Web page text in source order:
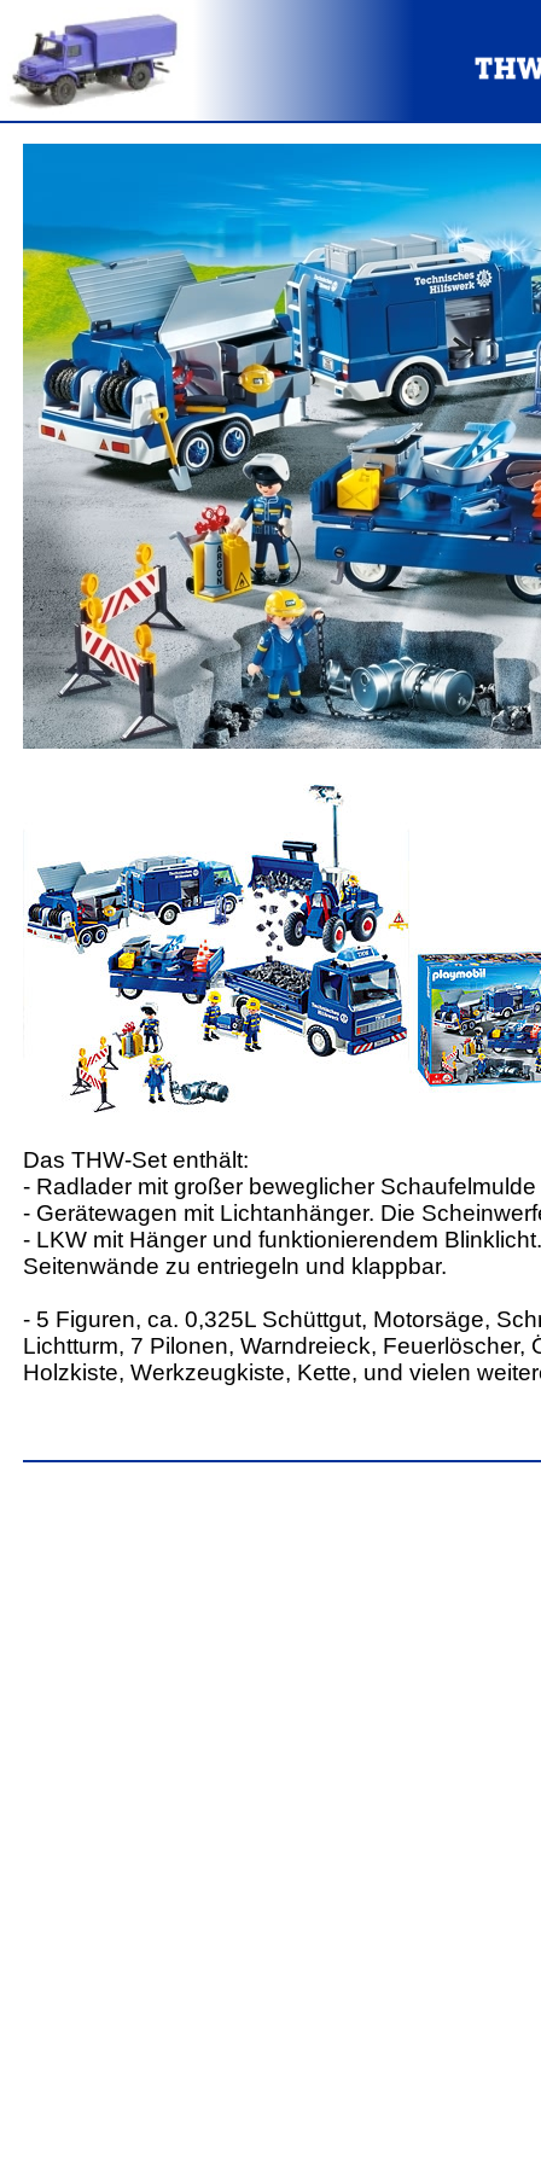
Das THW-Set enthält:
- Radlader mit großer beweglicher
- Gerätewagen mit Lichtanhänger. Die
- LKW mit Hänger und funktionierendem
Seitenwände zu entriegeln und klappbar.
- 5 Figuren, ca. 0,325L Schüttgut, Motorsäge,
Lichtturm, 7 Pilonen, Warndreieck,
Holzkiste, Werkzeugkiste, Kette, und vielen